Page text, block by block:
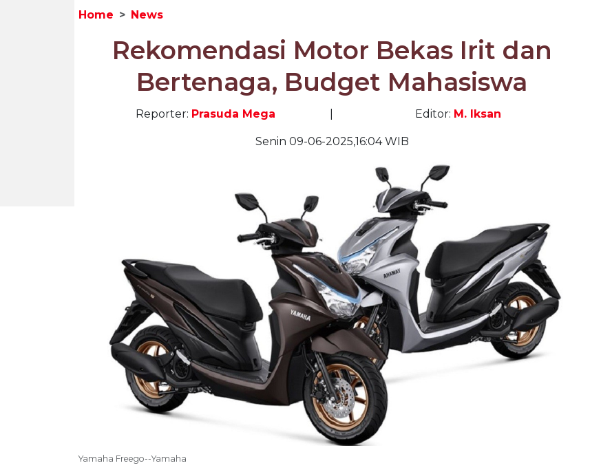
Home News
Rekomendasi Motor Bekas Irit dan
Bertenaga, Budget Mahasiswa
Reporter: Prasuda Mega Editor: M. Iksan
Senin 09-06-2025,16:04 WIB
Yamaha Freego--Yamaha